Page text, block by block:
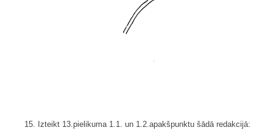
15. Izteikt 13.pielikuma 1.1. un 1.2.apakšpunktu šādā redakcijā: